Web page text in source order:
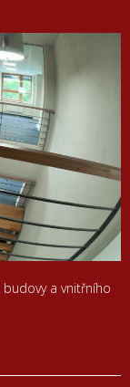
a vnitřního